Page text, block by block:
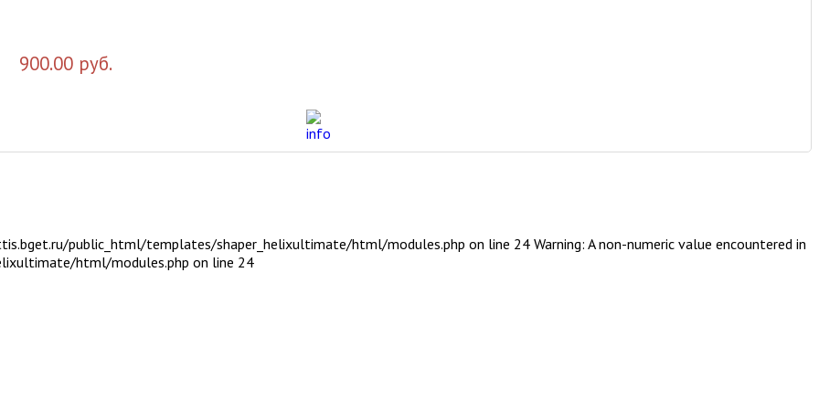
900.00 руб.
public_html/templates/shaper_helixultimate/html/modules.php on line 24 Warning: A non-numeric value encountered in
html/modules.php on line 24